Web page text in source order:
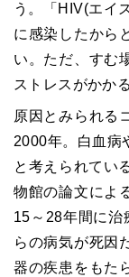
う。「HIV(エイ
に感染したから
い。ただ、すむ
ストレスがかか
原因とみられる
2000年。白血病
と考えられてい
物館の論文によ
15～28年間に治
らの病気が死因
器の疾患をもた